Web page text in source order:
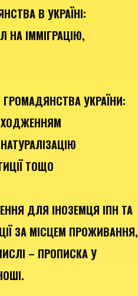
В УКРАЇНІ:
НА ІММІГРАЦІЮ,
ГРОМАДЯНСТВА УКРАЇНИ:
ТОЩО
ДЛЯ ІНОЗЕМЦЯ ІПН ТА
ЗА МІСЦЕМ ПРОЖИВАННЯ,
– ПРОПИСКА У